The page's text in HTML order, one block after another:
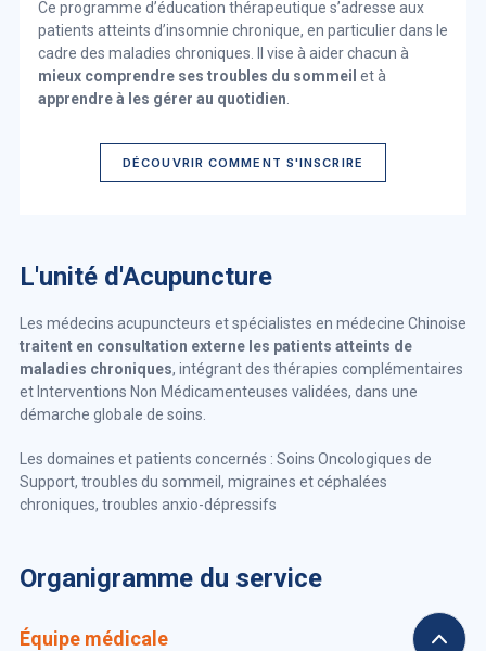
Ce programme d’éducation thérapeutique s’adresse aux
patients atteints d’insomnie chronique, en particulier dans le
cadre des maladies chroniques. Il vise à aider chacun à
mieux comprendre ses troubles du sommeil et à
apprendre à les gérer au quotidien
DÉCOUVRIR COMMENT S'INSCRIRE
L'unité d'Acupuncture
Les médecins acupuncteurs et spécialistes en médecine Chinoise
traitent en consultation externe les patients atteints de
maladies chroniques, intégrant des thérapies complémentaires
et Interventions Non Médicamenteuses validées, dans une
démarche globale de soins.
Les domaines et patients concernés : Soins Oncologiques de
Support, troubles du sommeil, migraines et céphalées
chroniques, troubles anxio-dépressifs
Organigramme du service
Équipe médicale